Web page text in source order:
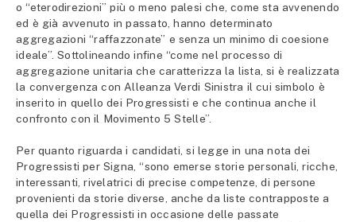
o “eterodirezioni” più o meno palesi che, come sta avvenendo
ed è già avvenuto in passato, hanno determinato
aggregazioni “raffazzonate” e senza un minimo di coesione
ideale”. Sottolineando infine “come nel processo di
aggregazione unitaria che caratterizza la lista, si è realizzata
la convergenza con Alleanza Verdi Sinistra il cui simbolo è
inserito in quello dei Progressisti e che continua anche il
confronto con il Movimento 5 Stelle”.
Per quanto riguarda i candidati, si legge in una nota dei
Progressisti per Signa, “sono emerse storie personali, ricche,
interessanti, rivelatrici di precise competenze, di persone
provenienti da storie diverse, anche da liste contrapposte a
quella dei Progressisti in occasione delle passate